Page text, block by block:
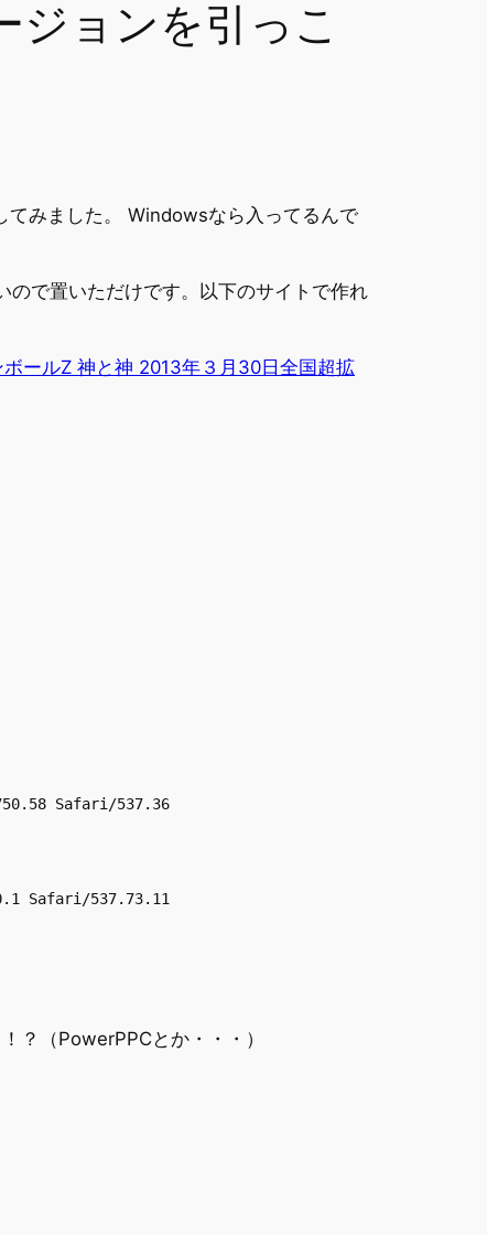
ジョンを引っこ
みました。 Windowsなら入ってるんで
ので置いただけです。以下のサイトで作れ
ールZ 神と神 2013年３月30日全国超拡
Safari/537.36
Safari/537.73.11
？（PowerPPCとか・・・）